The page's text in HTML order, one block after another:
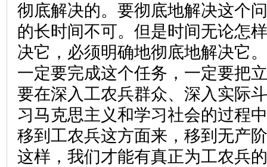
彻底解决的。要彻底地解决这个
的长时间不可。但是时间无论怎
决它，必须明确地彻底地解决它
一定要完成这个任务，一定要把
要在深入工农兵群众、深入实际
习马克思主义和学习社会的过程
移到工农兵这方面来，移到无产
这样，我们才能有真正为工农兵